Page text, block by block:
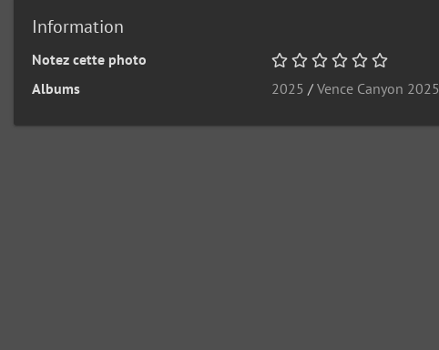
Information
Notez cette photo
Albums
2025 /Vence Canyon 2025